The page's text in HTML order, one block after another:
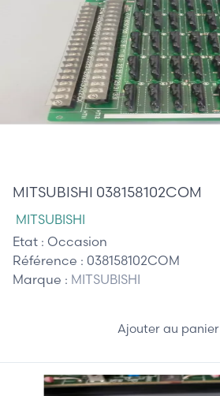
MITSUBISHI 038158102COM
MITSUBISHI
Etat : Occasion
Référence : 038158102COM
Marque : MITSUBISHI
Ajouter au panier